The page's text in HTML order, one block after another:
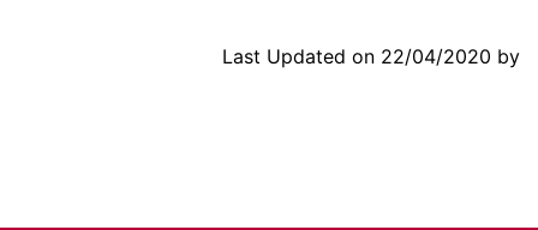
Last Updated on 22/04/2020 by